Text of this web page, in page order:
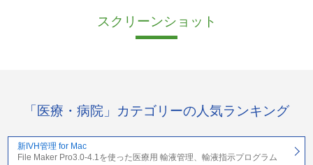
スクリーンショット
「医療・病院」カテゴリーの人気ランキング
新IVH管理 for Mac
File Maker Pro3.0-4.1を使った医療用 輸液管理、輸液指示プログラム